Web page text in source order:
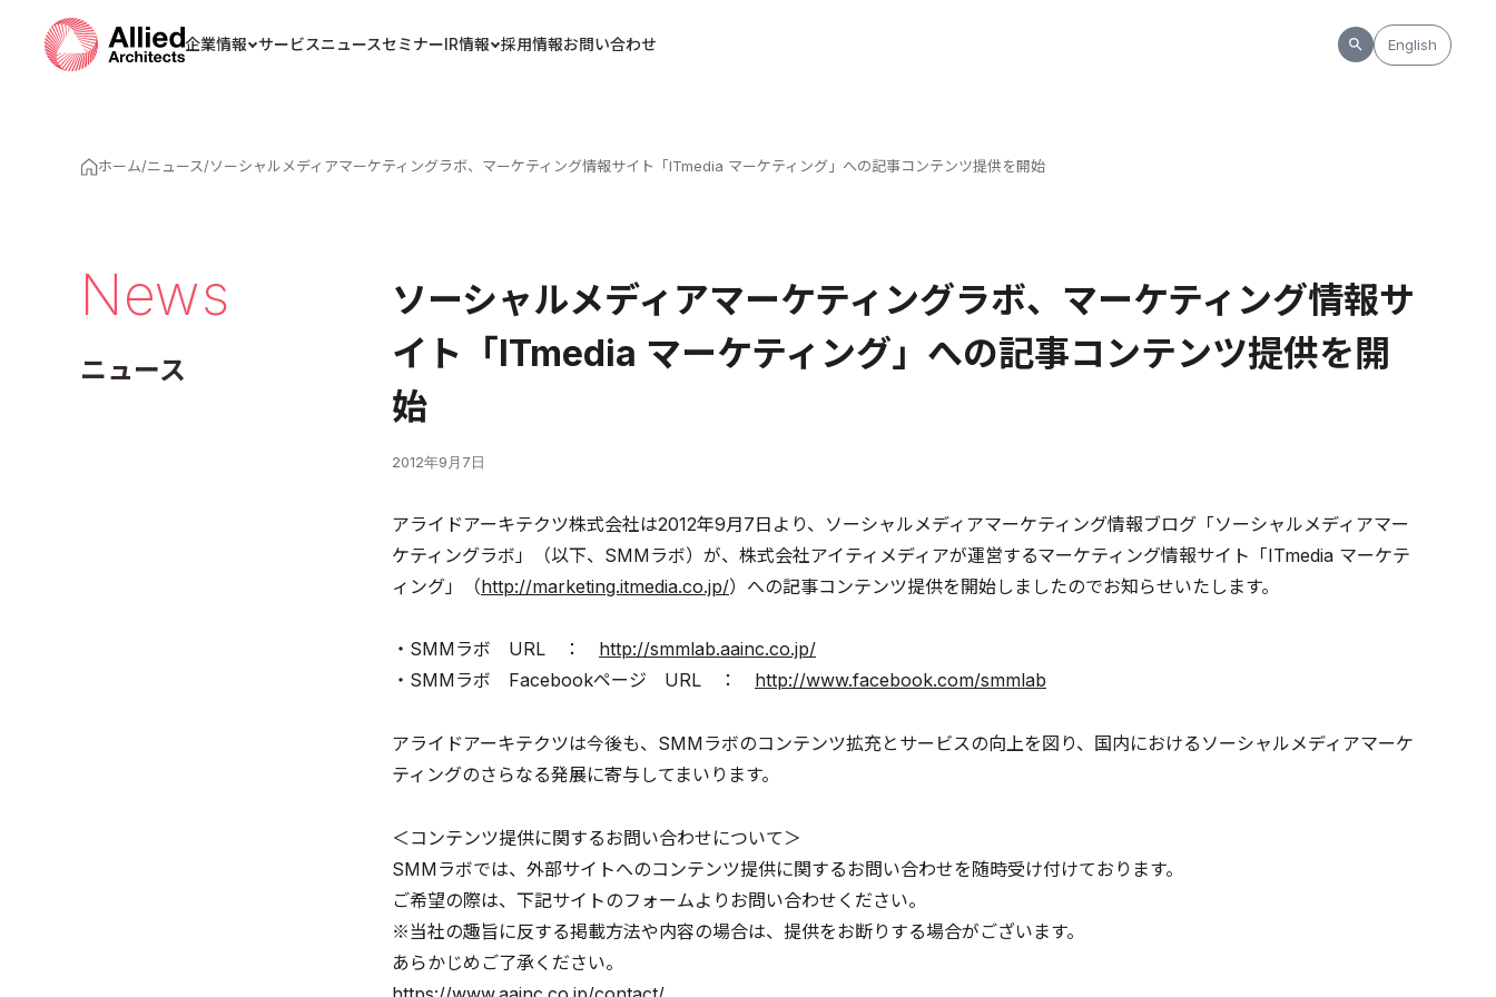
企業情報 サービスニュースセミナーIR情報 採用情報お問い合わせ English
ホーム/ニュース/ソーシャルメディアマーケティングラボ、マーケティング情報サイト「ITmedia マーケティング」への記事コンテンツ提供を開始
News
ニュース
ソーシャルメディアマーケティングラボ、マーケティング情報サ
イト「ITmedia マーケティング」への記事コンテンツ提供を開
始
2012年9月7日
アライドアーキテクツ株式会社は2012年9月7日より、ソーシャルメディアマーケティング情報ブログ「ソーシャルメディアマー
ケティングラボ」（以下、SMMラボ）が、株式会社アイティメディアが運営するマーケティング情報サイト「ITmedia マーケテ
ィング」（http://marketing.itmedia.co.jp/）への記事コンテンツ提供を開始しましたのでお知らせいたします。
・SMMラボ URL ： http://smmlab.aainc.co.jp/
・SMMラボ Facebookページ URL ： http://www.facebook.com/smmlab
アライドアーキテクツは今後も、SMMラボのコンテンツ拡充とサービスの向上を図り、国内におけるソーシャルメディアマーケ
ティングのさらなる発展に寄与してまいります。
＜コンテンツ提供に関するお問い合わせについて＞
SMMラボでは、外部サイトへのコンテンツ提供に関するお問い合わせを随時受け付けております。
ご希望の際は、下記サイトのフォームよりお問い合わせください。
※当社の趣旨に反する掲載方法や内容の場合は、提供をお断りする場合がございます。
あらかじめご了承ください。